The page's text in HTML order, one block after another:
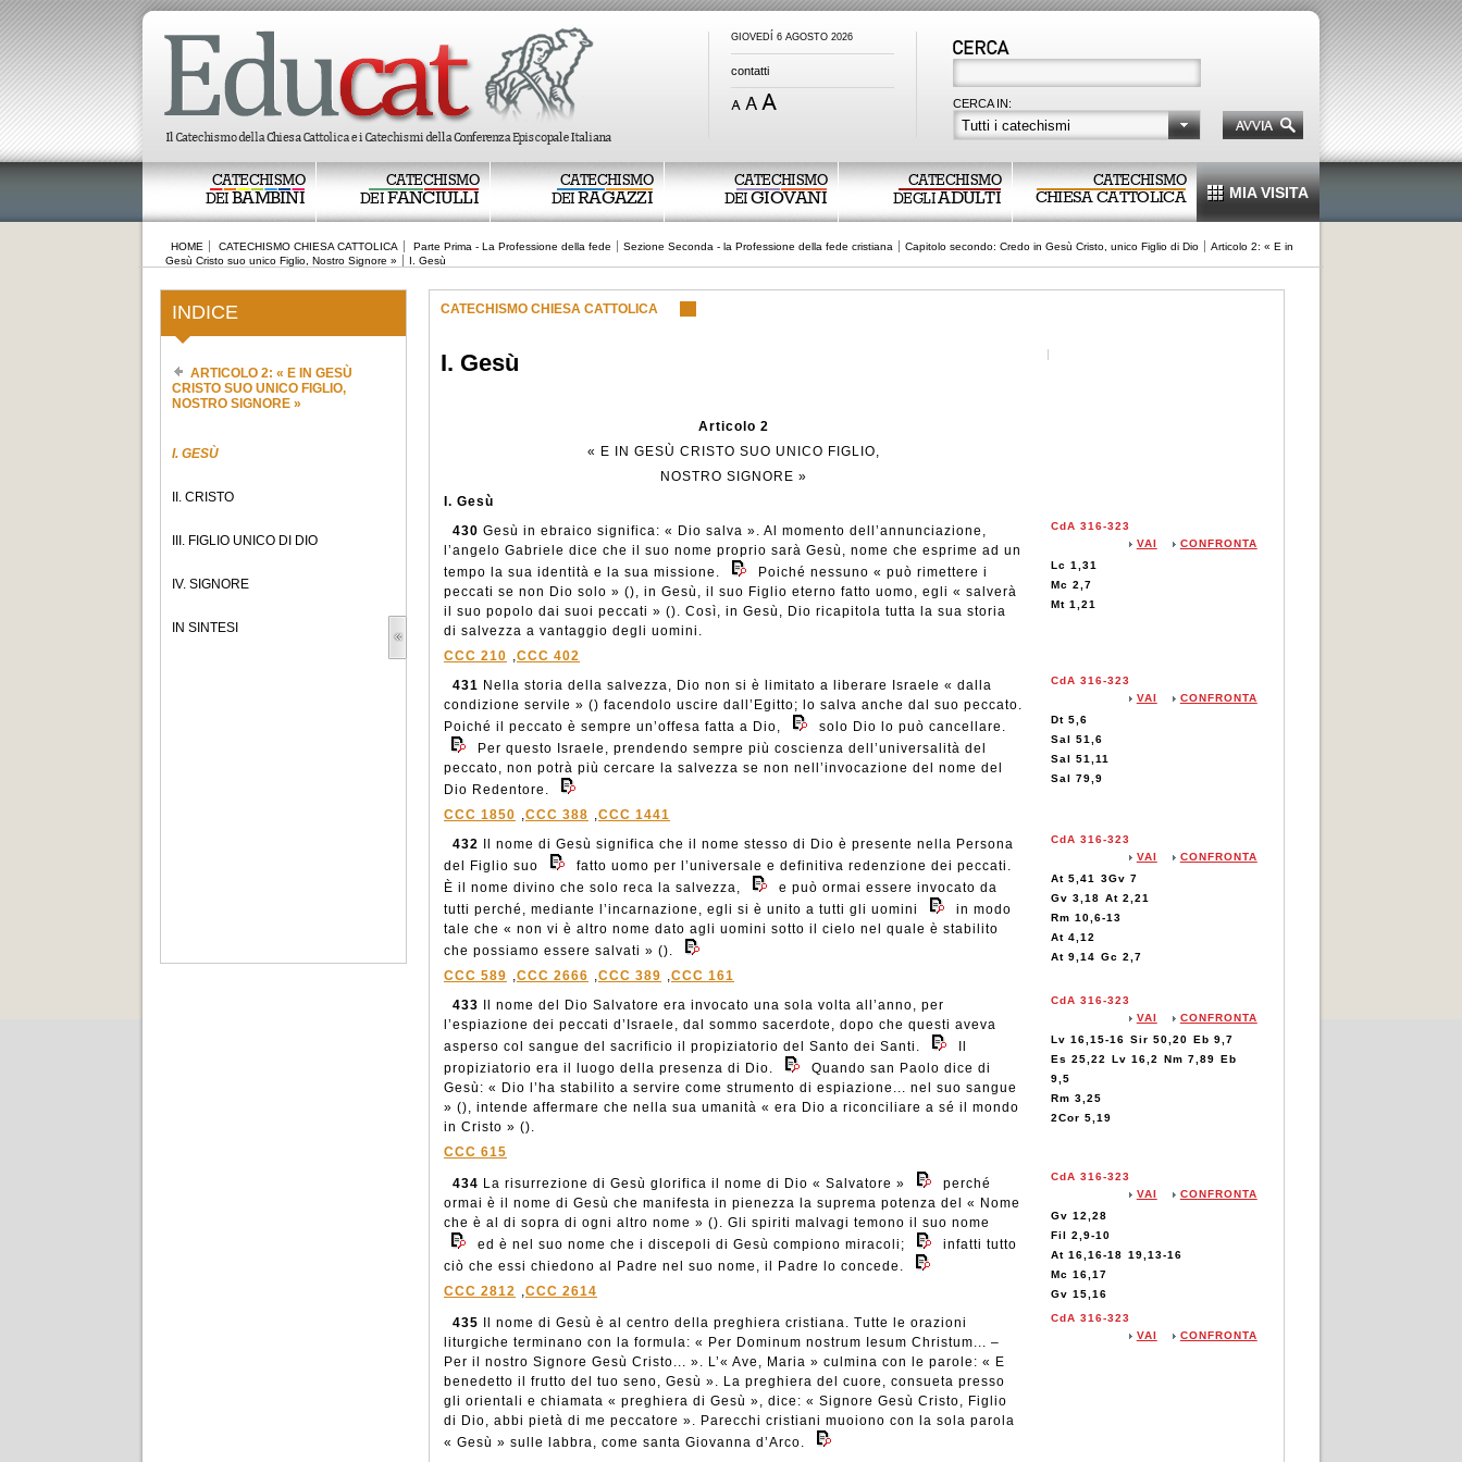
GIOVEDÍ 6 AGOSTO 2026
contatti
CERCA IN:
Tutti i catechismi
CATECHISMO
DEIBAMBINI
CATECHISMO
DEIFANCIULLI
CATECHISMO
DEIRAGAZZI
CATECHISMO
DEIGIOVANI
CATECHISMO
DEGLIADULTI
CATECHISMO
CHIESA CATTOLICA MIA VISITA
HOME CATECHISMO CHIESA CATTOLICA Parte Prima - La Professione della fede Sezione Seconda - la Professione della fede cristiana Capitolo secondo: Credo in Gesù Cristo, unico Figlio di Dio
Articolo 2: « E in
Gesù Cristo suo unico Figlio, Nostro Signore »
I. Gesù
INDICE
ARTICOLO 2: « E IN GESÙ
CRISTO SUO UNICO FIGLIO,
NOSTRO SIGNORE »
I. GESÙ
II. CRISTO
III. FIGLIO UNICO DI DIO
IV. SIGNORE
IN SINTESI
CATECHISMO CHIESA CATTOLICA
I. Gesù
Articolo 2
« E IN GESÙ CRISTO SUO UNICO FIGLIO,
NOSTRO SIGNORE »
I. Gesù
430 Gesù in ebraico significa: « Dio salva ». Al momento dell’annunciazione,
l’angelo Gabriele dice che il suo nome proprio sarà Gesù, nome che esprime ad un
tempo la sua identità e la sua missione.
Poiché nessuno « può rimettere i
peccati se non Dio solo » (), in Gesù, il suo Figlio eterno fatto uomo, egli « salverà
il suo popolo dai suoi peccati » (). Così, in Gesù, Dio ricapitola tutta la sua storia
di salvezza a vantaggio degli uomini.
CCC 210 ,CCC 402
CdA 316-323
CONFRONTA
VAI
Lc 1,31
Mc 2,7
Mt 1,21
431 Nella storia della salvezza, Dio non si è limitato a liberare Israele « dalla
condizione servile » () facendolo uscire dall’Egitto; lo salva anche dal suo peccato.
Poiché il peccato è sempre un’offesa fatta a Dio,
solo Dio lo può cancellare.
Per questo Israele, prendendo sempre più coscienza dell’universalità del
peccato, non potrà più cercare la salvezza se non nell’invocazione del nome del
Dio Redentore.
CCC 1850 ,CCC 388 ,CCC 1441
CdA 316-323
CONFRONTA
VAI
Dt 5,6
Sal 51,6
Sal 51,11
Sal 79,9
432 Il nome di Gesù significa che il nome stesso di Dio è presente nella Persona
del Figlio suo
fatto uomo per l’universale e definitiva redenzione dei peccati.
È il nome divino che solo reca la salvezza,
e può ormai essere invocato da
tutti perché, mediante l’incarnazione, egli si è unito a tutti gli uomini
in modo
tale che « non vi è altro nome dato agli uomini sotto il cielo nel quale è stabilito
che possiamo essere salvati » ().
CCC 589 ,CCC 2666 ,CCC 389 ,CCC 161
CdA 316-323
CONFRONTA
VAI
At 5,41
3Gv 7
Gv 3,18 At 2,21
Rm 10,6-13
At 4,12
At 9,14 Gc 2,7
433 Il nome del Dio Salvatore era invocato una sola volta all’anno, per
l’espiazione dei peccati d’Israele, dal sommo sacerdote, dopo che questi aveva
asperso col sangue del sacrificio il propiziatorio del Santo dei Santi.
propiziatorio era il luogo della presenza di Dio.
Quando san Paolo dice di
Gesù: « Dio l’ha stabilito a servire come strumento di espiazione... nel suo sangue
» (), intende affermare che nella sua umanità « era Dio a riconciliare a sé il mondo
in Cristo » ().
CCC 615
CdA 316-323
CONFRONTA
VAI
Lv 16,15-16 Sir 50,20 Eb 9,7
Es 25,22
Lv 16,2 Nm 7,89 Eb
9,5
Rm 3,25
2Cor 5,19
434 La risurrezione di Gesù glorifica il nome di Dio « Salvatore »
perché
ormai è il nome di Gesù che manifesta in pienezza la suprema potenza del « Nome
che è al di sopra di ogni altro nome » (). Gli spiriti malvagi temono il suo nome
ed è nel suo nome che i discepoli di Gesù compiono miracoli;
infatti tutto
ciò che essi chiedono al Padre nel suo nome, il Padre lo concede.
CCC 2812 ,CCC 2614
CdA 316-323
CONFRONTA
VAI
Gv 12,28
Fil 2,9-10
At 16,16-18 19,13-16
Mc 16,17
Gv 15,16
435 Il nome di Gesù è al centro della preghiera cristiana. Tutte le orazioni
liturgiche terminano con la formula: « Per Dominum nostrum Iesum Christum... –
Per il nostro Signore Gesù Cristo... ». L’« Ave, Maria » culmina con le parole: « E
benedetto il frutto del tuo seno, Gesù ». La preghiera del cuore, consueta presso
gli orientali e chiamata « preghiera di Gesù », dice: « Signore Gesù Cristo, Figlio
di Dio, abbi pietà di me peccatore ». Parecchi cristiani muoiono con la sola parola
« Gesù » sulle labbra, come santa Giovanna d’Arco.
CdA 316-323
CONFRONTA
VAI